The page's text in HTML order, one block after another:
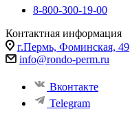
8-800-300-19-00
Контактная информация
г.Пермь, Фоминская, 49
info@rondo-perm.ru
Вконтакте
Telegram